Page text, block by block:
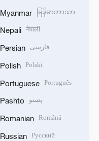
Myanmar မြန်မာဘာသာ
Nepali नेपाली
Persian فارسی
Polish Polski
Portuguese Português
Pashto پښتو
Romanian Română
Russian Русский